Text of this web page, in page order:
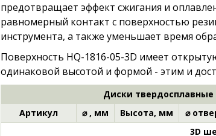
предотвращает эффект сжигания и
равномерный контакт с поверхностью
инструмента, а также уменьшает время
Поверхность HQ-1816-05-3D имеет
одинаковой высотой и формой - этим и
Диски
Артикул
⌀ , мм Высота, мм ⌀
3D